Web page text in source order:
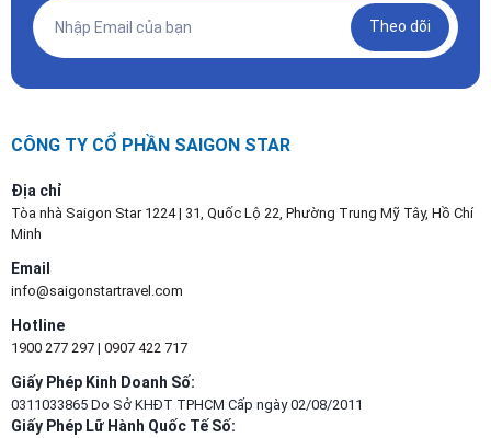
Theo dõi
CÔNG TY CỔ PHẦN SAIGON STAR
Địa chỉ
Tòa nhà Saigon Star 1224 | 31, Quốc Lộ 22, Phường Trung Mỹ Tây, Hồ Chí
Minh
Email
info@saigonstartravel.com
Hotline
1900 277 297 | 0907 422 717
Giấy Phép Kinh Doanh Số:
0311033865 Do Sở KHĐT TPHCM Cấp ngày 02/08/2011
Giấy Phép Lữ Hành Quốc Tế Số: